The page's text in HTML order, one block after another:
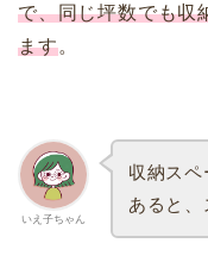
で、同じ坪数でも収
ます。
いえ子ちゃん
収納ス
あると、